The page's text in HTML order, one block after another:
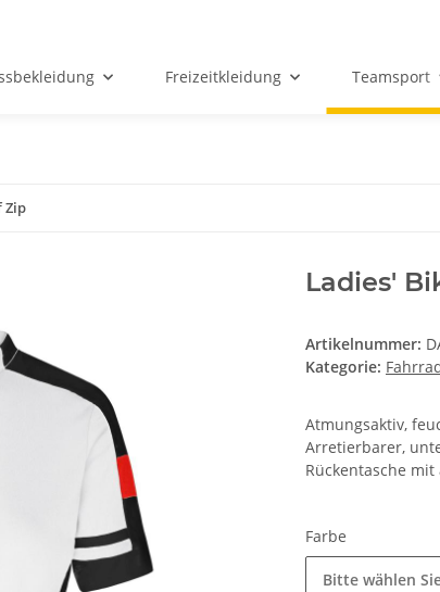
Freizeitkleidung Teamsport
Zip
Ladies'
Artikelnummer:
Kategorie:
Atmungsaktiv,
Arretierbarer,
Rückentasche
Farbe
Bitte wählen